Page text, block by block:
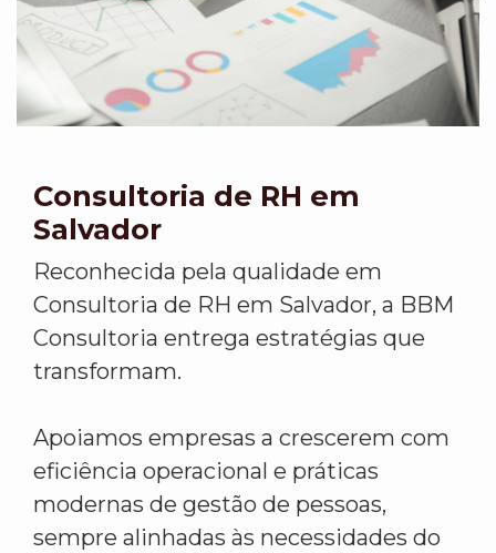
Consultoria de RH em
Salvador
Reconhecida pela qualidade em
Consultoria de RH em Salvador, a BBM
Consultoria entrega estratégias que
transformam.
Apoiamos empresas a crescerem com
eficiência operacional e práticas
modernas de gestão de pessoas,
sempre alinhadas às necessidades do